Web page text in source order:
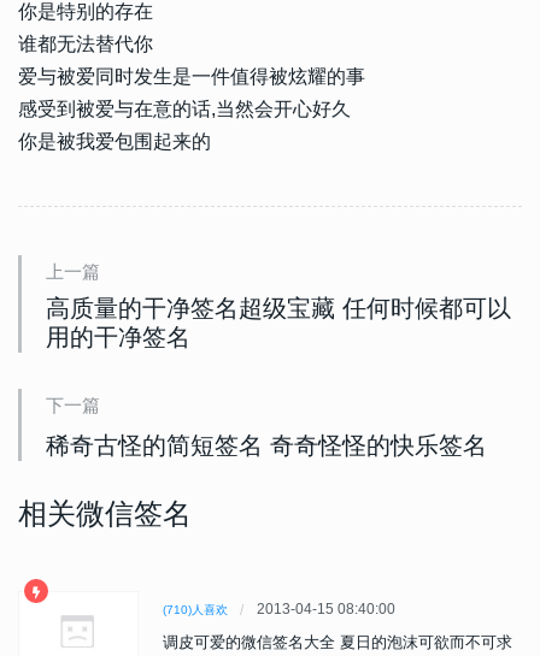
你是特别的存在
谁都无法替代你
爱与被爱同时发生是一件值得被炫耀的事
感受到被爱与在意的话,当然会开心好久
你是被我爱包围起来的
上一篇
高质量的干净签名超级宝藏 任何时候都可以
用的干净签名
下一篇
稀奇古怪的简短签名 奇奇怪怪的快乐签名
相关微信签名
(710)人喜欢 2013-04-15 08:40:00
调皮可爱的微信签名大全 夏日的泡沫可欲而不可求